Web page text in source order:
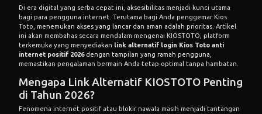
Di era digital yang serba cepat ini, aksesibilitas menjadi kunci utama
bagi para pengguna internet. Terutama bagi Anda penggemar Kios
Toto, menemukan akses yang lancar dan aman adalah prioritas. Artikel
ini akan membahas secara mendalam mengenai KIOSTOTO , platform
terkemuka yang menyediakan link alternatif login Kios Toto anti
internet positif 2026dengan tampilan yang ramah pengguna,
memastikan pengalaman bermain Anda tetap optimal tanpa hambatan.
Mengapa Link Alternatif KIOSTOTO Penting
di Tahun 2026?
Fenomena internet positif atau blokir nawala masih menjadi tantangan